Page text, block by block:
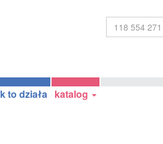
to działa katalog